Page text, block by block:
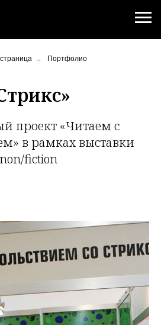
→ Портфолио
проект «Читаем с
в рамках выставки
non/fiction